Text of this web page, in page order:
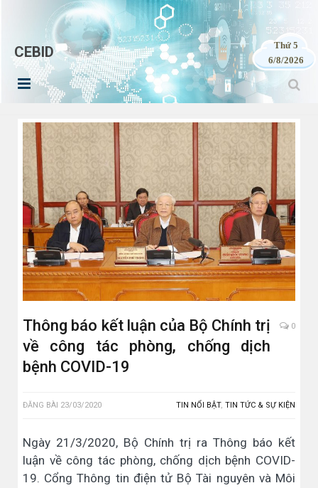
CEBID
Thứ 5
6/8/2026
Thông báo kết luận của Bộ Chính trị
về công tác phòng, chống dịch
bệnh COVID-19
0
ĐĂNG BÀI 23/03/2020 TIN NỔI BẬT, TIN TỨC & SỰ KIỆN
Ngày 21/3/2020, Bộ Chính trị ra Thông báo kết
luận về công tác phòng, chống dịch bệnh COVID-
19. Cổng Thông tin điện tử Bộ Tài nguyên và Môi